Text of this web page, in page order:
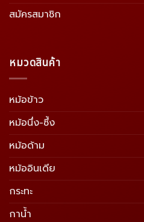
สมัครสมาชิก
หมวดสินค้า
หม้อข้าว
หม้อนึ่ง-ซึ้ง
หม้อด้าม
หม้ออินเดีย
กระทะ
กาน้ำ